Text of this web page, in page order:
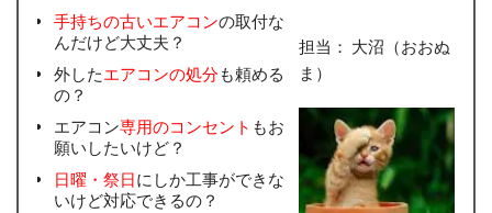
担当： 大沼（おおぬ
ま）
手持ちの古いエアコンの取付な
んだけど大丈夫？
外した エアコンの処分も頼める
の？
エアコン専用のコンセント もお
願いしたいけど？
日曜・祭日にしか工事ができな
いけど対応できるの？